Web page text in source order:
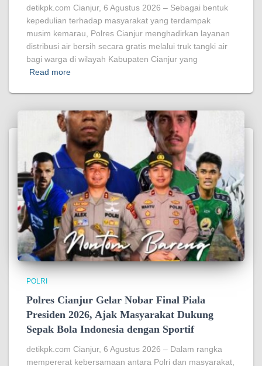
detikpk.com Cianjur, 6 Agustus 2026 – Sebagai bentuk
kepedulian terhadap masyarakat yang terdampak
musim kemarau, Polres Cianjur menghadirkan layanan
distribusi air bersih secara gratis melalui truk tangki air
bagi warga di wilayah Kabupaten Cianjur yang
Read more
POLRI
Polres Cianjur Gelar Nobar Final Piala
Presiden 2026, Ajak Masyarakat Dukung
Sepak Bola Indonesia dengan Sportif
detikpk.com Cianjur, 6 Agustus 2026 – Dalam rangka
mempererat kebersamaan antara Polri dan masyarakat,